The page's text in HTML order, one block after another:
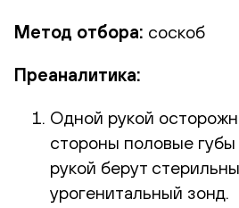
Метод отбора: соскоб
Преаналитика:
Одной рукой
стороны половые губы
рукой берут
урогенитальный зонд.